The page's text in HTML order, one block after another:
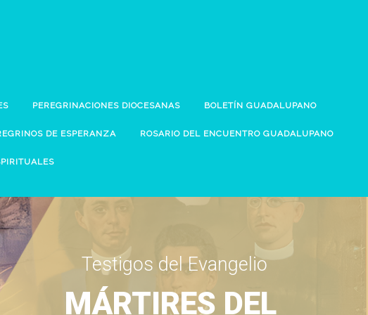
PEREGRINACIONES DIOCESANAS BOLETÍN GUADALUPANO
DE ESPERANZA ROSARIO DEL ENCUENTRO GUADALUPANO
MÁRTIRES DEL
Testigos del Evangelio